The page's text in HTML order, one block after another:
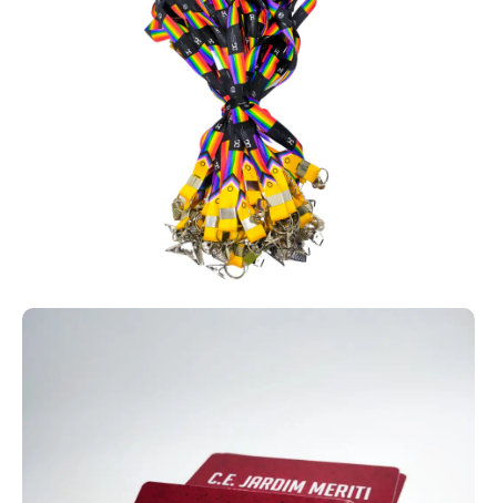
Após aprovação da arte e confirmação do pedido, o
prazo de produção é de 7 a 10 dias úteis. Entregamos
para Carapicuíba via transportadora parceira ou SEDEX.
Para pedidos urgentes, consulte a disponibilidade de